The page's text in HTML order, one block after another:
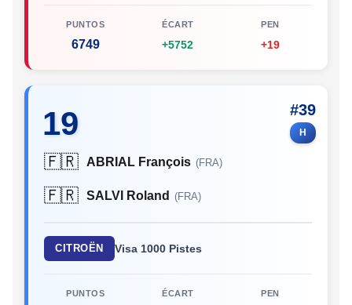
PUNTOS
6749
ÉCART
+5752
PEN
+19
19 #39
H
🇫🇷 ABRIAL François (FRA)
🇫🇷 SALVI Roland (FRA)
CITROËN Visa 1000 Pistes
PUNTOS ÉCART PEN